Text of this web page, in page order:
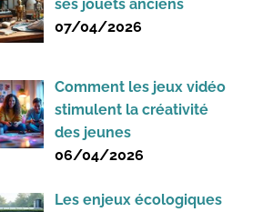
ses jouets anciens
07/04/2026
Comment les jeux vidéo
stimulent la créativité
des jeunes
06/04/2026
Les enjeux écologiques